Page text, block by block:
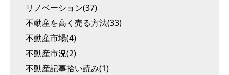
リノベーション(37)
不動産を高く売る方法(33)
不動産市場(4)
不動産市況(2)
不動産記事拾い読み(1)